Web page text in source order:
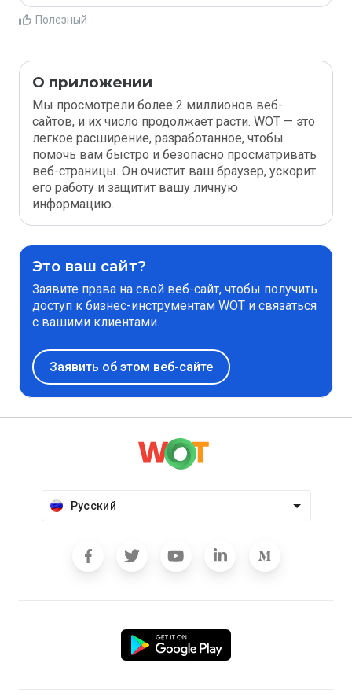
Полезный
О приложении
Мы просмотрели более 2 миллионов веб-
сайтов, и их число продолжает расти. WOT — это
легкое расширение, разработанное, чтобы
помочь вам быстро и безопасно просматривать
веб-страницы. Он очистит ваш браузер, ускорит
его работу и защитит вашу личную
информацию.
Это ваш сайт?
Заявите права на свой веб-сайт, чтобы получить
доступ к бизнес-инструментам WOT и связаться
с вашими клиентами.
Заявить об этом веб-сайте
Русский